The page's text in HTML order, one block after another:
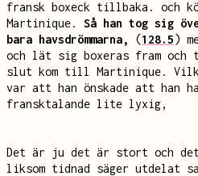
fransk boxeck tillbaka. och
Martinique. Så han tog sig
bara havsdrömmarna,
(128.5)
och lät sig boxeras fram
slut kom till Martinique.
var att han önskade att han
fransktalande lite lyxig,
Det är ju det är stort och det
liksom tidnad säger utdelat